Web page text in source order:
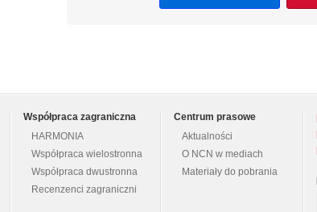
Współpraca zagraniczna
HARMONIA
Współpraca wielostronna
Współpraca dwustronna
Recenzenci zagraniczni
Centrum prasowe
Aktualności
O NCN w mediach
Materiały do pobrania